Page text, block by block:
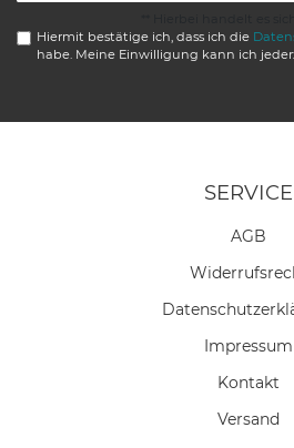
Hiermit bestätige ich, dass ich die
habe. Meine Einwilligung kann ich
SERVICE
AGB
Impressum
Kontakt
Versand